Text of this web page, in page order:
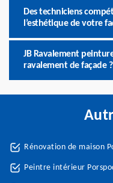
Des techniciens
l’esthétique de votre
JB Ravalement
ravalement de façade ?
Rénovation de maison
Peintre intérieur